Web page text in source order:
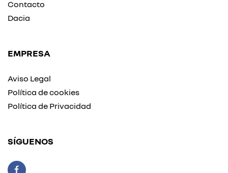
Contacto
Dacia
EMPRESA
Aviso Legal
Política de cookies
Política de Privacidad
SÍGUENOS